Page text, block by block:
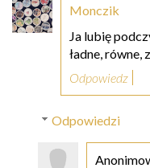
Monczik
Ja lubię
ładne, równe,
Odpowiedz
Odpowiedzi